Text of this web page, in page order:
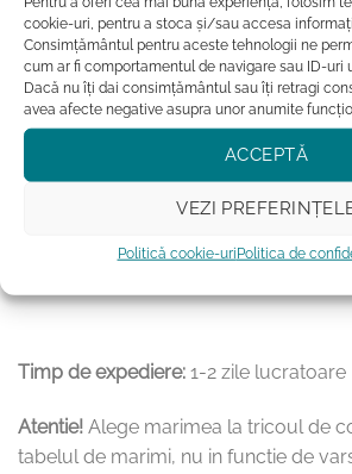
cookie-uri, pentru a stoca și/sau accesa
Consimțământul pentru aceste tehnologii ne
cum ar fi comportamentul de navigare sau ID-uri
Dacă nu îți dai consimțământul sau îți retragi
avea afecte negative asupra unor anumite
ACCEPTĂ
VEZI
Politică cookie-uriPolitica de
pentru mentinerea impecabila a
va fi uscat la uscatorul de rufe
Acest tricou unisex pentru copii din
pisici, nu este doar o piesa de
si o manifestare a iubirii pentru micile
natura si cu prietenii sai felini!
Timp de expediere: 1-2 zile lucratoare
Atentie! Alege marimea la tricoul de
tabelul de marimi, nu in functie de